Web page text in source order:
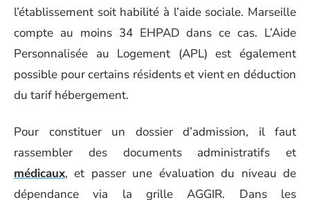
l’établissement soit habilité à l’aide sociale. Marseille
compte au moins 34 EHPAD dans ce cas. L’Aide
Personnalisée au Logement (APL) est également
possible pour certains résidents et vient en déduction
du tarif hébergement.
Pour constituer un dossier d’admission, il faut
rassembler des documents administratifs et
médicaux, et passer une évaluation du niveau de
dépendance via la grille AGGIR. Dans les